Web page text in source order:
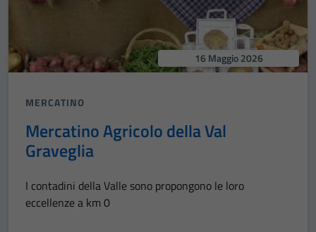
16 Maggio 2026
MERCATINO
Mercatino Agricolo della Val
Graveglia
I contadini della Valle sono propongono le loro
eccellenze a km 0